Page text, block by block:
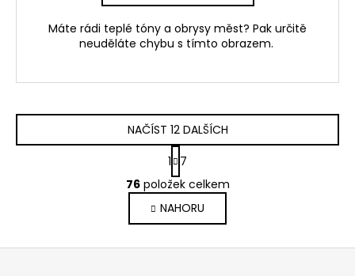
Máte rádi teplé tóny a obrysy měst? Pak určitě
neuděláte chybu s tímto obrazem.
O
v
l
á
d
NAČÍST 12 DALŠÍCH
S
t
r
á
n
k
o
1
7
76položek celkem
NAHORU